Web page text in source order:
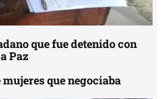
lavado de activos